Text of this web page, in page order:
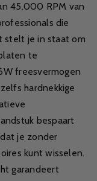
45.000 RPM van
die
stelt je in staat om
te
freesvermogen
hardnekkige
bespaart
je zonder
kunt wisselen.
garandeert